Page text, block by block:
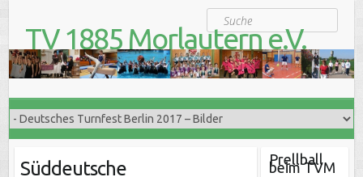
Suche
TV 1885 Morlautern e.V.
Der Turnverein für Jung und Alt
Süddeutsche
Prellball
beim TVM